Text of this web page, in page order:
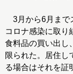
3月から6月まで
コロナ感染に取り
食料品の買い出し
限られた。居住し
る場合はそれを証